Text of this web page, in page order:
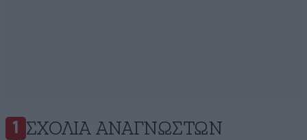
1 ΣΧΌΛΙΑ ΑΝΑΓΝΩΣΤΏΝ